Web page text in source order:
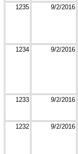
1235 9/2/2016
1234 9/2/2016
1233 9/2/2016
1232 9/2/2016